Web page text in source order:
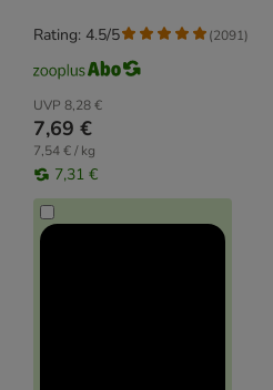
UVP 8,28 €
7,69 €
7,54 € / kg
7,31 €
Rating: 4.5/5 (2091)